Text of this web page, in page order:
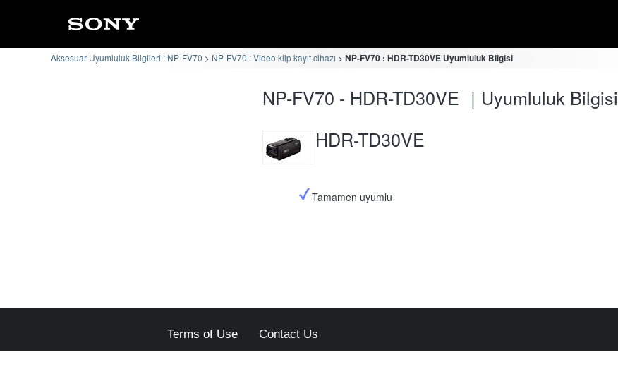
Aksesuar Uyumluluk Bilgileri : NP-FV70 NP-FV70 : Video klip kayıt cihazı NP-FV70 : HDR-TD30VE Uyumluluk Bilgisi
NP-FV70 - HDR-TD30VE ｜Uyumluluk Bilgisi
HDR-TD30VE
Tamamen uyumlu
Terms of Use Contact Us